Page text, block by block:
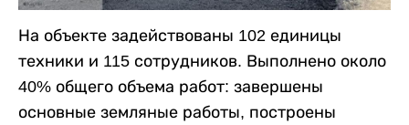
На объекте задействованы 102 единицы
техники и 115 сотрудников. Выполнено около
40% общего объема работ: завершены
основные земляные работы, построены